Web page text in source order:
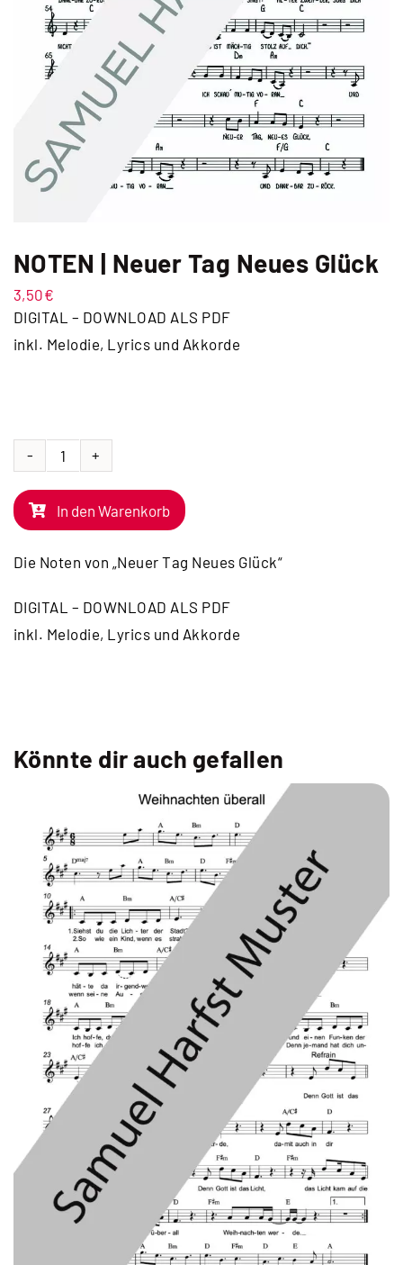
NOTEN | Neuer Tag Neues Glück
3,50€
DIGITAL – DOWNLOAD ALS PDF
inkl. Melodie, Lyrics und Akkorde
NOTEN
|
Neuer
Glück
Menge
In den Warenkorb
Die Noten von „Neuer Tag Neues Glück“
DIGITAL – DOWNLOAD ALS PDF
inkl. Melodie, Lyrics und Akkorde
Könnte dir auch gefallen